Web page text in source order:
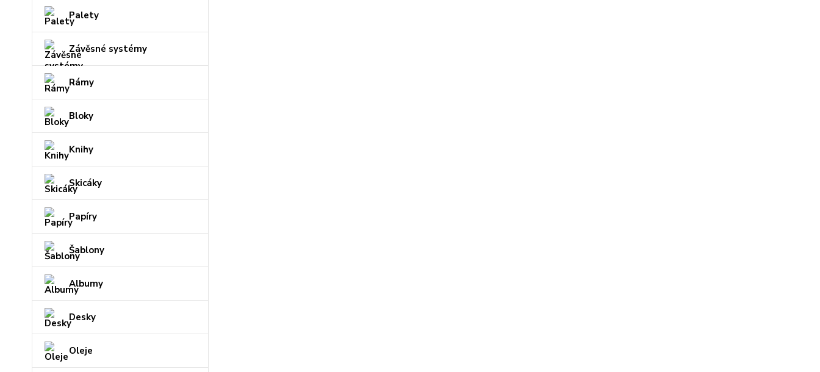
Palety
Závěsné systémy
Rámy
Bloky
Knihy
Skicáky
Papíry
Šablony
Albumy
Desky
Oleje